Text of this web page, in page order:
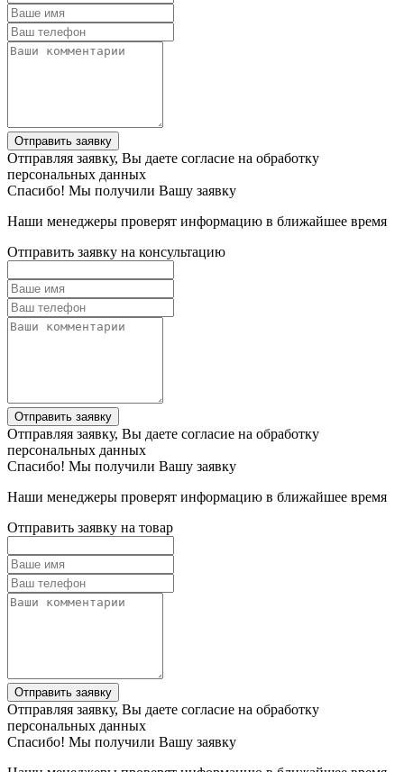
Отправить заявку
Отправляя заявку, Вы даете согласие на обработку
персональных данных
Спасибо! Мы получили Вашу заявку
Наши менеджеры проверят информацию в ближайшее время
Отправить заявку на консультацию
Отправить заявку
Отправляя заявку, Вы даете согласие на обработку
персональных данных
Спасибо! Мы получили Вашу заявку
Наши менеджеры проверят информацию в ближайшее время
Отправить заявку на товар
Отправить заявку
Отправляя заявку, Вы даете согласие на обработку
персональных данных
Спасибо! Мы получили Вашу заявку